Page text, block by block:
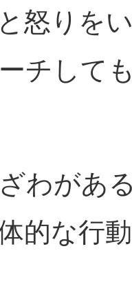
怒りを
チして
わがあ
的な行